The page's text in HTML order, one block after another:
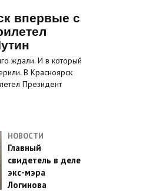
впервые с
ждали. И в который
В Красноярск
Президент
НОВОСТИ
Главный
свидетель в деле
экс-мэра
Логинова